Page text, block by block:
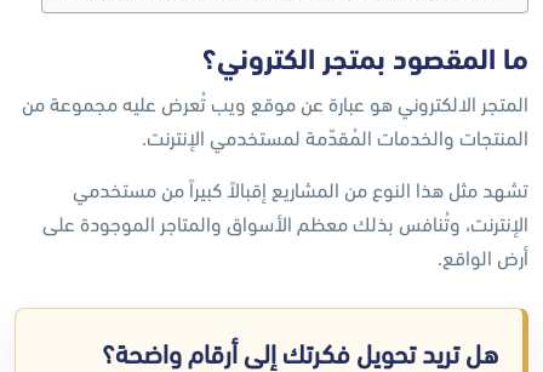
ما المقصود بمتجر الكتروني؟
المتجر الالكتروني هو عبارة عن موقع ويب تُعرض عليه مجموعة من
المنتجات والخدمات المُقدّمة لمستخدمي الإنترنت.
تشهد مثل هذا النوع من المشاريع إقبالاً كبيراً من مستخدمي
الإنترنت، وتُنافس بذلك معظم الأسواق والمتاجر الموجودة على
أرض الواقع.
هل تريد تحويل فكرتك إلى أرقام واضحة؟